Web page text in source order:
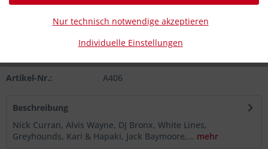
In den Warenkorb
Artikel-Nr.: A406
Beschreibung
Nick Curran, Alvis Wayne, DJ Bronx, White Lines,
Greyhounds, Kari & Hapaki, Jack Baymoore,... mehr
Individuelle Einstellungen
Nur technisch notwendige akzeptieren